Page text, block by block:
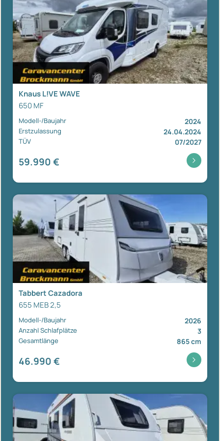
Knaus L!VE WAVE
650 MF
Modell-/Baujahr 2024
Erstzulassung 24.04.2024
TÜV 07/2027
59.990 €
Tabbert Cazadora
655 MEB 2,5
Modell-/Baujahr 2026
Anzahl Schlafplätze 3
Gesamtlänge 865 cm
46.990 €